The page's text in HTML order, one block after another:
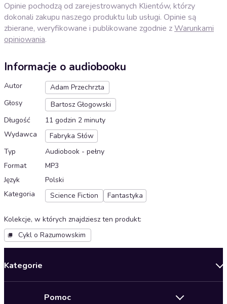
Opinie pochodzą od zarejestrowanych Klientów, którzy
dokonali zakupu naszego produktu lub usługi. Opinie są
zbierane, weryfikowane i publikowane zgodnie zWarunkami
opiniowania.
Informacje o audiobooku
Autor
Adam Przechrzta
Głosy
Bartosz Głogowski
Długość
11 godzin 2 minuty
Wydawca
Fabryka Słów
Typ
Audiobook - pełny
Format
MP3
Język
Polski
Kategoria
Science Fiction Fantastyka
Kolekcje, w których znajdziesz ten produkt:
Cykl o Razumowskim
Kategorie
Pomoc